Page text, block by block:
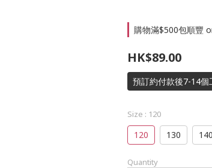
購物滿$500包順豐
HK$89.00
預訂約付款後7-14個
Size : 120
120 130 140
Quantity